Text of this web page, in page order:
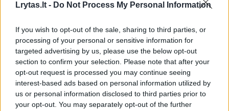
Lrytas.lt - Do Not Process My Personal Information
If you wish to opt-out of the sale, sharing to third parties, or
processing of your personal or sensitive information for
targeted advertising by us, please use the below opt-out
section to confirm your selection. Please note that after your
opt-out request is processed you may continue seeing
interest-based ads based on personal information utilized by
us or personal information disclosed to third parties prior to
your opt-out. You may separately opt-out of the further
Visi įrašai
Žiūrimiausi įrašai